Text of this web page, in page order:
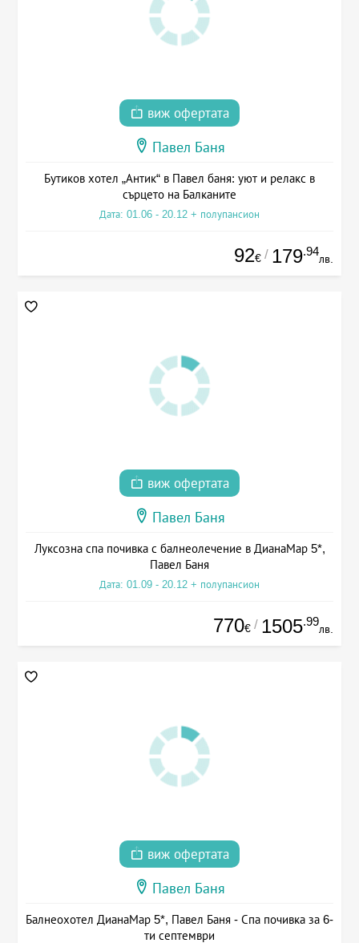
виж офертата
Павел Баня
Бутиков хотел „Антик“ в Павел баня: уют и релакс в
сърцето на Балканите
Дата: 01.06 - 20.12 + полупансион
92€ / 179.94
лв.
виж офертата
Павел Баня
Луксозна спа почивка с балнеолечение в ДианаМар 5*,
Павел Баня
Дата: 01.09 - 20.12 + полупансион
770€ / 1505.99
лв.
виж офертата
Павел Баня
Балнеохотел ДианаМар 5*, Павел Баня - Спа почивка за 6-
ти септември